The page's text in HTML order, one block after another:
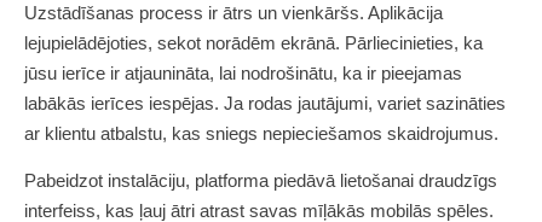
Uzstādīšanas process ir ātrs un vienkāršs. Aplikācija
lejupielādējoties, sekot norādēm ekrānā. Pārliecinieties, ka
jūsu ierīce ir atjaunināta, lai nodrošinātu, ka ir pieejamas
labākās ierīces iespējas. Ja rodas jautājumi, variet sazināties
ar klientu atbalstu, kas sniegs nepieciešamos skaidrojumus.
Pabeidzot instalāciju, platforma piedāvā lietošanai draudzīgs
interfeiss, kas ļauj ātri atrast savas mīļākās mobilās spēles.